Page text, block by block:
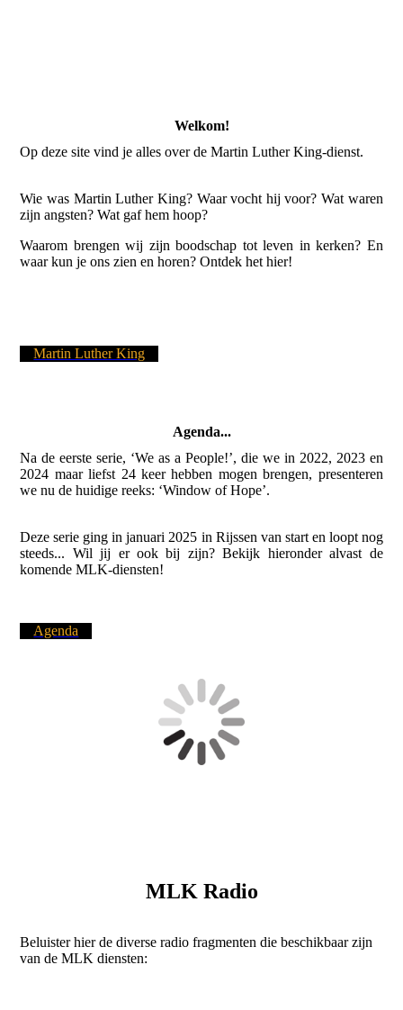
Welkom!
Op deze site vind je alles over de Martin Luther King-dienst.
Wie was Martin Luther King? Waar vocht hij voor? Wat waren
zijn angsten? Wat gaf hem hoop?
Waarom brengen wij zijn boodschap tot leven in kerken? En
waar kun je ons zien en horen? Ontdek het hier!
Martin Luther King
Agenda...
Na de eerste serie, ‘We as a People!’, die we in 2022, 2023 en
2024 maar liefst 24 keer hebben mogen brengen, presenteren
we nu de huidige reeks: ‘Window of Hope’.
Deze serie ging in januari 2025 in Rijssen van start en loopt nog
steeds... Wil jij er ook bij zijn? Bekijk hieronder alvast de
komende MLK-diensten!
Agenda
MLK Radio
Beluister hier de diverse radio fragmenten die beschikbaar zijn
van de MLK diensten: